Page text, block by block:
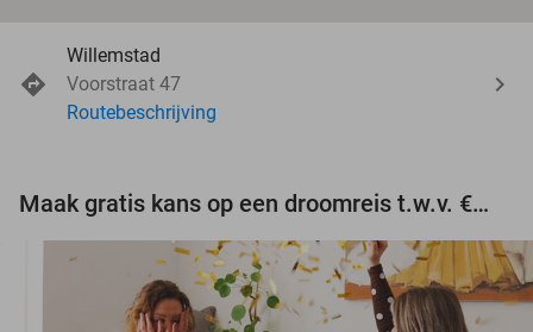
Willemstad
Voorstraat 47
Routebeschrijving
Maak gratis kans op een droomreis t.w.v. €3.000!